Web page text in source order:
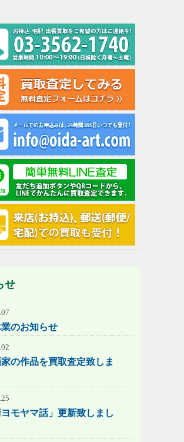
せ
のお知らせ
家の作品を買取査定致しま
ヨモヤマ話」更新致しまし